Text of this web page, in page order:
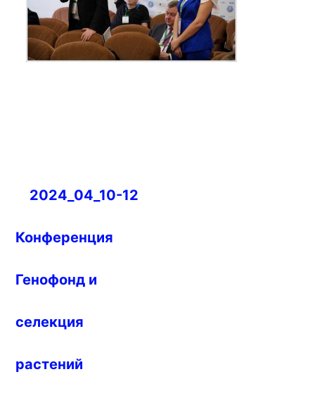
Навигация
записям
2024_04_10-12
Конференция
Генофонд и
селекция
растений